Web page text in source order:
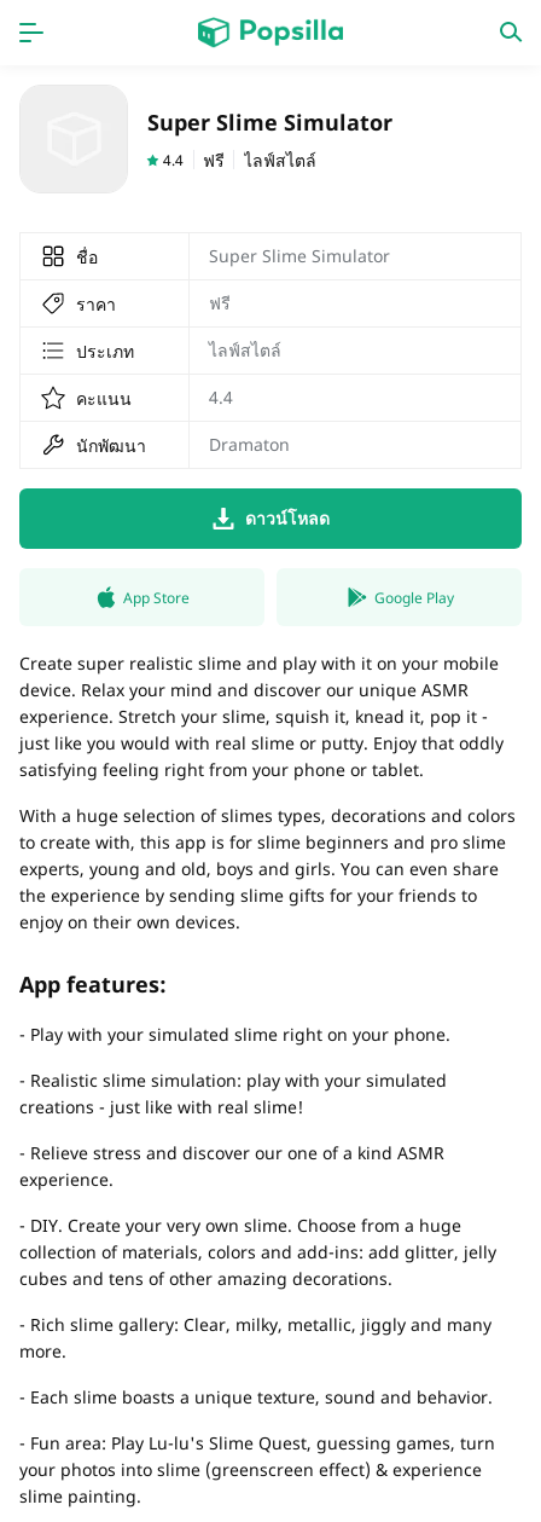
Super Slime Simulator
4.4 ฟรี ไลฟ์สไตล์
ชื่อ Super Slime Simulator
ราคา ฟรี
ประเภท ไลฟ์สไตล์
คะแนน 4.4
นักพัฒนา Dramaton
ดาวน์โหลด
App Store Google Play
Create super realistic slime and play with it on your mobile
device. Relax your mind and discover our unique ASMR
experience. Stretch your slime, squish it, knead it, pop it -
just like you would with real slime or putty. Enjoy that oddly
satisfying feeling right from your phone or tablet.
With a huge selection of slimes types, decorations and colors
to create with, this app is for slime beginners and pro slime
experts, young and old, boys and girls. You can even share
the experience by sending slime gifts for your friends to
enjoy on their own devices.
App features:
- Play with your simulated slime right on your phone.
- Realistic slime simulation: play with your simulated
creations - just like with real slime!
- Relieve stress and discover our one of a kind ASMR
experience.
- DIY. Create your very own slime. Choose from a huge
collection of materials, colors and add-ins: add glitter, jelly
cubes and tens of other amazing decorations.
- Rich slime gallery: Clear, milky, metallic, jiggly and many
more.
- Each slime boasts a unique texture, sound and behavior.
- Fun area: Play Lu-lu's Slime Quest, guessing games, turn
your photos into slime (greenscreen effect) & experience
slime painting.